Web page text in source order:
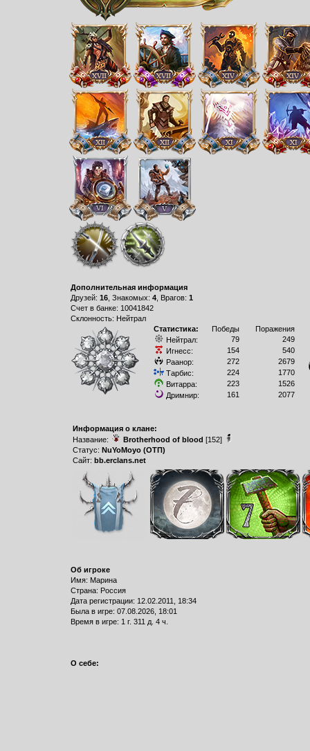
Дополнительная информация
Друзей: 16, Знакомых: 4, Врагов: 1
Счет в банке: 10041842
Склонность: Нейтрал
Статистика:
Победы
Поражения
Нейтрал:
79
249
Игнесс:
154
540
Раанор:
272
2679
Тарбис:
224
1770
Витарра:
223
1526
Дримнир:
161 2077
Информация о клане:
Название:
Brotherhood of blood [152]
Статус: NuYoMoyo (ОТП)
Сайт: bb.erclans.net
Об игроке
Имя: Марина
Страна: Россия
Дата регистрации: 12.02.2011, 18:34
Былa в игре: 07.08.2026, 18:01
Время в игре: 1 г. 311 д. 4 ч.
О себе: